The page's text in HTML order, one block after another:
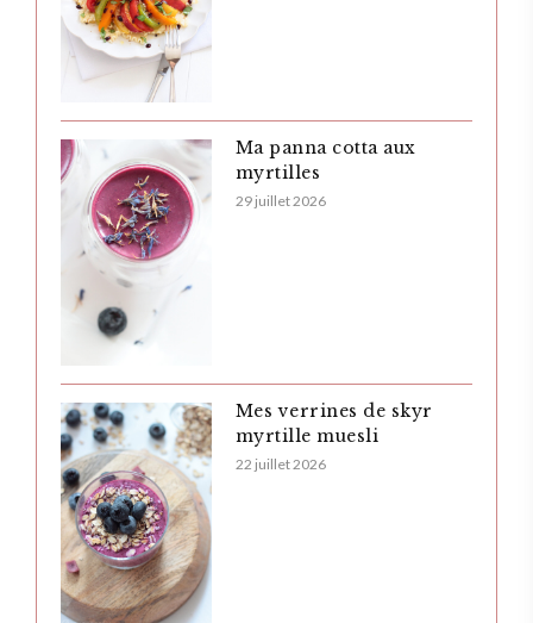
Ma panna cotta aux
myrtilles
29 juillet 2026
Mes verrines de skyr
myrtille muesli
22 juillet 2026